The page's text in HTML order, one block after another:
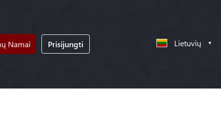
Namai Prisijungti Lietuvių